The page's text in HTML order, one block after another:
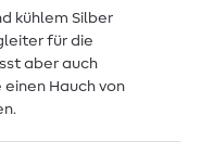
kühlem Silber
für die
aber auch
Hauch von